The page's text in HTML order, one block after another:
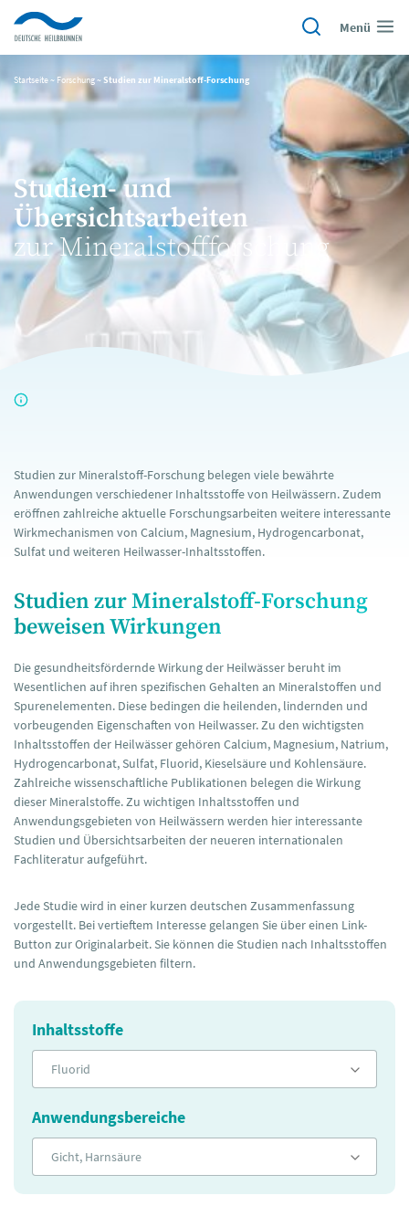
Menü
Startseite~ Forschung~ Studien zur Mineralstoff-Forschung
Studien- und
Übersichtsarbeiten
zur Mineralstoffforschung
Studien zur Mineralstoff-Forschung belegen viele bewährte
Anwendungen verschiedener Inhaltsstoffe von Heilwässern. Zudem
eröffnen zahlreiche aktuelle Forschungsarbeiten weitere interessante
Wirkmechanismen von Calcium, Magnesium, Hydrogencarbonat,
Sulfat und weiteren Heilwasser-Inhaltsstoffen.
Studien zur Mineralstoff-Forschung
beweisen Wirkungen
Die gesundheitsfördernde Wirkung der Heilwässer beruht im
Wesentlichen auf ihren spezifischen Gehalten an Mineralstoffen und
Spurenelementen. Diese bedingen die heilenden, lindernden und
vorbeugenden Eigenschaften von Heilwasser. Zu den wichtigsten
Inhaltsstoffen der Heilwässer gehören Calcium, Magnesium, Natrium,
Hydrogencarbonat, Sulfat, Fluorid, Kieselsäure und Kohlensäure.
Zahlreiche wissenschaftliche Publikationen belegen die Wirkung
dieser Mineralstoffe. Zu wichtigen Inhaltsstoffen und
Anwendungsgebieten von Heilwässern werden hier interessante
Studien und Übersichtsarbeiten der neueren internationalen
Fachliteratur aufgeführt.
Jede Studie wird in einer kurzen deutschen Zusammenfassung
vorgestellt. Bei vertieftem Interesse gelangen Sie über einen Link-
Button zur Originalarbeit. Sie können die Studien nach Inhaltsstoffen
und Anwendungsgebieten filtern.
Inhaltsstoffe
Fluorid
Anwendungsbereiche
Gicht, Harnsäure